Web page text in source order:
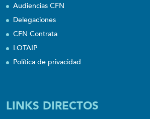
Audiencias CFN
Delegaciones
CFN Contrata
LOTAIP
Política de privacidad
LINKS DIRECTOS